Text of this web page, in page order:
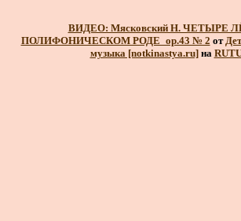
ВИДЕО: Мясковский Н. ЧЕТЫРЕ
ПОЛИФОНИЧЕСКОМ РОДЕ_ор.43 № 2 от
музыка [notkinastya.ru]на